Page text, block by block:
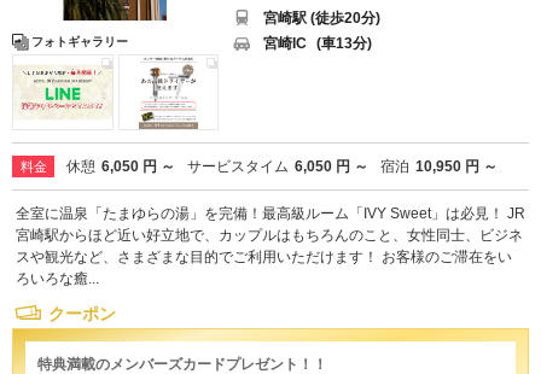
フォトギャラリー
宮崎駅 (徒歩20分)
宮崎IC (車13分)
料金 休憩 6,050 円 ～ サービスタイム 6,050 円 ～ 宿泊 10,950 円 ～
全室に温泉「たまゆらの湯」を完備！最高級ルーム「IVY Sweet」は必見！ JR
宮崎駅からほど近い好立地で、カップルはもちろんのこと、女性同士、ビジネ
スや観光など、さまざまな目的でご利用いただけます！ お客様のご滞在をい
ろいろな癒...
クーポン
特典満載のメンバーズカードプレゼント！！